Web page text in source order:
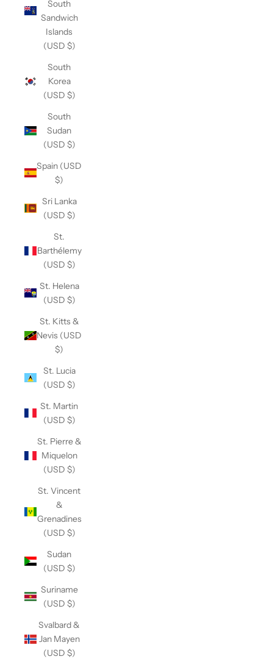
South
Sandwich
Islands
(USD $)
South
Korea
(USD $)
South
Sudan
(USD $)
Spain (USD
$)
Sri Lanka
(USD $)
St.
Barthélemy
(USD $)
St. Helena
(USD $)
St. Kitts &
Nevis (USD
$)
St. Lucia
(USD $)
St. Martin
(USD $)
St. Pierre &
Miquelon
(USD $)
St. Vincent
&
Grenadines
(USD $)
Sudan
(USD $)
Suriname
(USD $)
Svalbard &
Jan Mayen
(USD $)